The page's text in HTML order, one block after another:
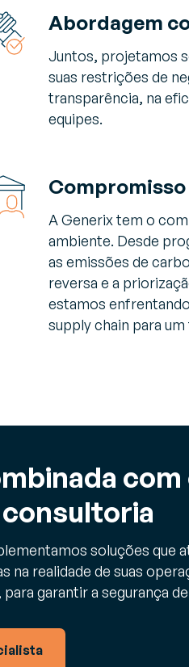
Abordagem
Juntos, projetamos
suas restrições de
transparência, na
equipes.
Compromisso
A Generix tem o
ambiente. Desde
as emissões de
reversa e a
estamos
supply chain para
com
soluções que
realidade de suas
garantir a segurança